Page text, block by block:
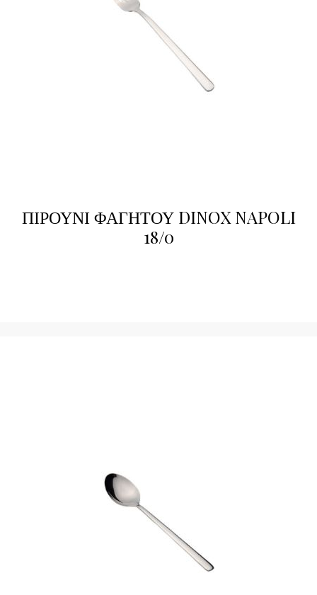
ΠΙΡΟΥΝΙ ΦΑΓΗΤΟΥ DINOX NAPOLI
18/0